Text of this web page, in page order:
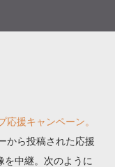
応援キャンペーン。
から投稿された応援
を中継。次のように